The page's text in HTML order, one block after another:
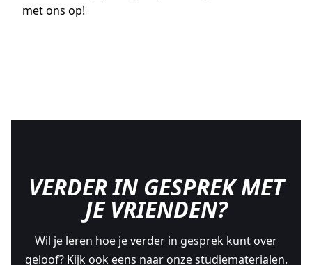
met ons op!
VERDER IN GESPREK MET
JE VRIENDEN?
Wil je leren hoe je verder in gesprek kunt over
geloof? Kijk ook eens naar onze studiematerialen.